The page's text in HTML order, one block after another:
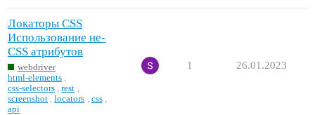
Локаторы CSS
Использование не-
CSS атрибутов
webdriver
html-elements
css-selectors ,rest
screenshot ,locators css
api
1 26.01.2023